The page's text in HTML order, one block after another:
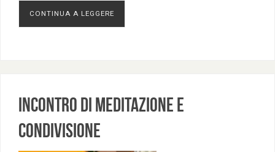
CONTINUA A LEGGERE
Incontro di Meditazione e
Condivisione